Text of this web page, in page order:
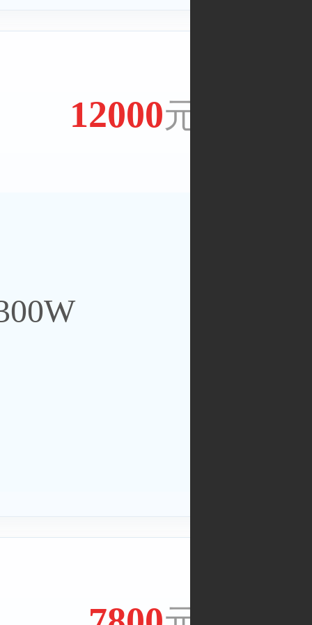
12000元/年